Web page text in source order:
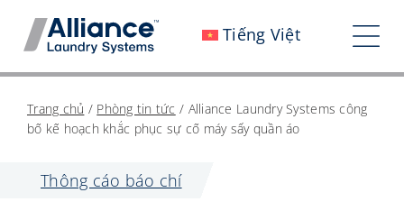
qua
Tiếng Việt
Làm việc với chúng tôi
Tác động của chúng tôi
Trang chủ / Phòng tin tức / Alliance Laundry Systems công
bố kế hoạch khắc phục sự cố máy sấy quần áo
Thông cáo báo chí